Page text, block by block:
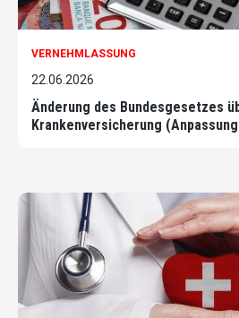
VERNEHMLASSUNG
22.06.2026
Änderung des Bundesgesetzes
Krankenversicherung